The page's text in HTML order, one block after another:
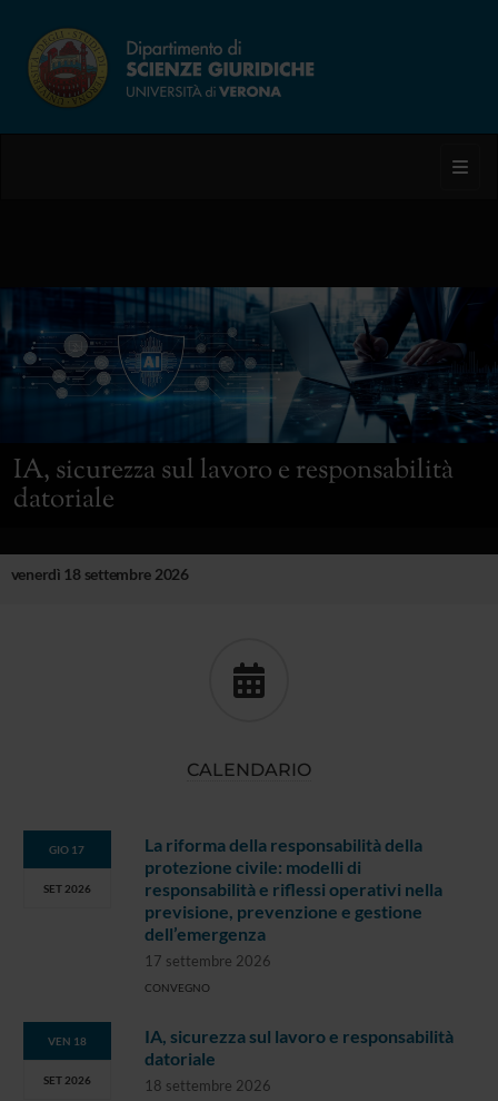
IA, sicurezza sul lavoro e responsabilità
datoriale
venerdì 18 settembre 2026
CALENDARIO
GIO 17
SET 2026
La riforma della responsabilità della
protezione civile: modelli di
responsabilità e riflessi operativi nella
previsione, prevenzione e gestione
dell’emergenza
17 settembre 2026
CONVEGNO
VEN 18
SET 2026
IA, sicurezza sul lavoro e responsabilità
datoriale
18 settembre 2026